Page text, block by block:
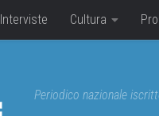
Interviste Cultura
Periodico nazionale